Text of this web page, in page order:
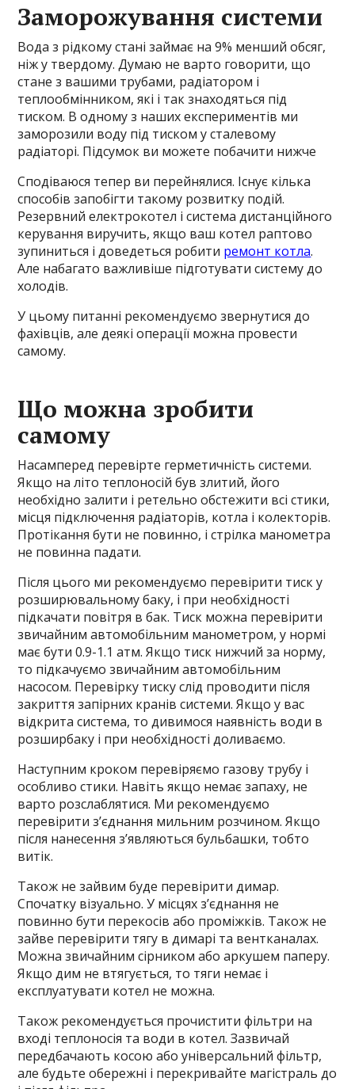
Заморожування системи
Вода з рідкому стані займає на 9% менший обсяг,
ніж у твердому. Думаю не варто говорити, що
стане з вашими трубами, радіатором і
теплообмінником, які і так знаходяться під
тиском. В одному з наших експериментів ми
заморозили воду під тиском у сталевому
радіаторі. Підсумок ви можете побачити нижче
Сподіваюся тепер ви перейнялися. Існує кілька
способів запобігти такому розвитку подій.
Резервний електрокотел і система дистанційного
керування виручить, якщо ваш котел раптово
зупиниться і доведеться робити ремонт котла.
Але набагато важливіше підготувати систему до
холодів.
У цьому питанні рекомендуємо звернутися до
фахівців, але деякі операції можна провести
самому.
Що можна зробити
самому
Насамперед перевірте герметичність системи.
Якщо на літо теплоносій був злитий, його
необхідно залити і ретельно обстежити всі стики,
місця підключення радіаторів, котла і колекторів.
Протікання бути не повинно, і стрілка манометра
не повинна падати.
Після цього ми рекомендуємо перевірити тиск у
розширювальному баку, і при необхідності
підкачати повітря в бак. Тиск можна перевірити
звичайним автомобільним манометром, у нормі
має бути 0.9-1.1 атм. Якщо тиск нижчий за норму,
то підкачуємо звичайним автомобільним
насосом. Перевірку тиску слід проводити після
закриття запірних кранів системи. Якщо у вас
відкрита система, то дивимося наявність води в
розширбаку і при необхідності доливаємо.
Наступним кроком перевіряємо газову трубу і
особливо стики. Навіть якщо немає запаху, не
варто розслаблятися. Ми рекомендуємо
перевірити з’єднання мильним розчином. Якщо
після нанесення з’являються бульбашки, тобто
витік.
Також не зайвим буде перевірити димар.
Спочатку візуально. У місцях з’єднання не
повинно бути перекосів або проміжків. Також не
зайве перевірити тягу в димарі та вентканалах.
Можна звичайним сірником або аркушем паперу.
Якщо дим не втягується, то тяги немає і
експлуатувати котел не можна.
Також рекомендується прочистити фільтри на
вході теплоносія та води в котел. Зазвичай
передбачають косою або універсальний фільтр,
але будьте обережні і перекривайте магістраль до